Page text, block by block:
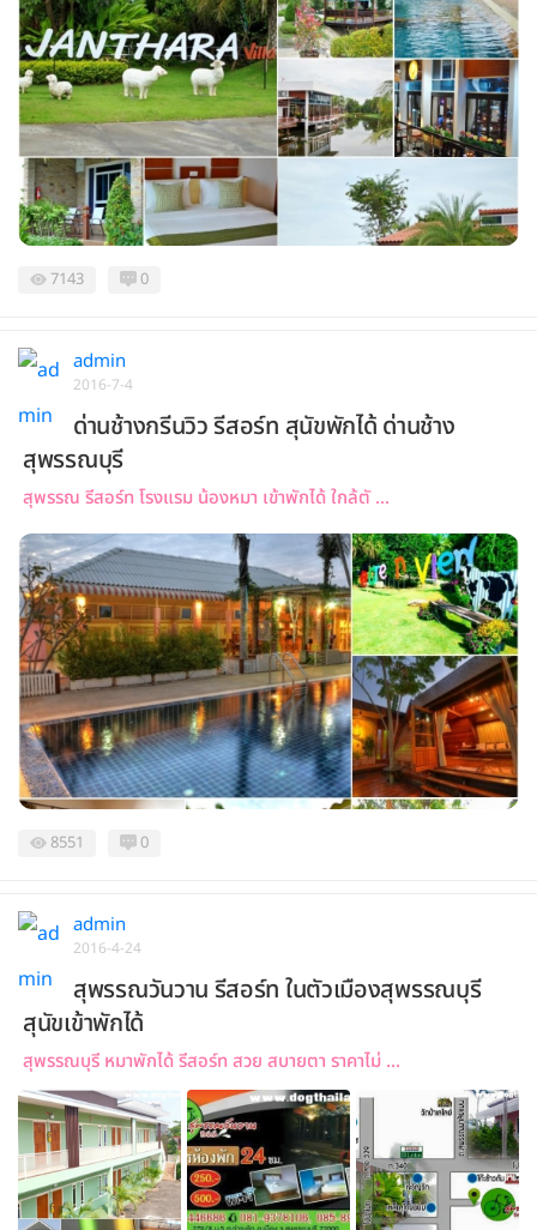
7143 0
admin
2016-7-4
ด่านช้างกรีนวิว รีสอร์ท สุนัขพักได้ ด่านช้าง
สุพรรณบุรี
สุพรรณ รีสอร์ท โรงแรม น้องหมา เข้าพักได้ ใกล้ตั ...
8551 0
admin
2016-4-24
สุพรรณวันวาน รีสอร์ท ในตัวเมืองสุพรรณบุรี
สุนัขเข้าพักได้
สุพรรณบุรี หมาพักได้ รีสอร์ท สวย สบายตา ราคาไม่ ...